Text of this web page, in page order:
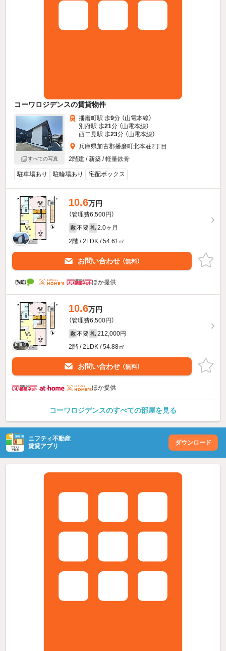
コーワロジデンスの賃貸物件
すべての写真
播磨町駅 歩9分 （山電本線）
別府駅 歩21分 （山電本線）
西二見駅 歩23分 （山電本線）
兵庫県加古郡播磨町北本荘2丁目
2階建 / 新築 / 軽量鉄骨
駐車場あり 駐輪場あり 宅配ボックス
10.6万円
（管理費6,500円）
敷 不要 礼 2.0ヶ月
2階 / 2LDK / 54.61㎡
お問い合わせ （無料）
ほか提供
10.6万円
（管理費6,500円）
敷 不要 礼 212,000円
2階 / 2LDK / 54.88㎡
お問い合わせ （無料）
ほか提供
コーワロジデンスのすべての部屋を見る
ニフティ不動産
賃貸アプリ
ダウンロード